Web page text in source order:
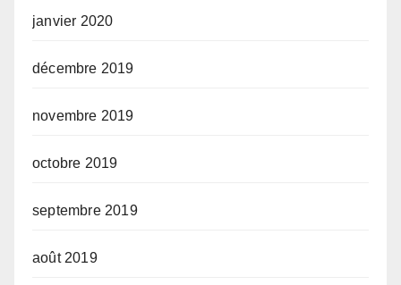
janvier 2020
décembre 2019
novembre 2019
octobre 2019
septembre 2019
août 2019